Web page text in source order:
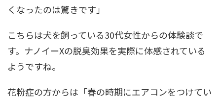
くなったのは驚きです」
こちらは犬を飼っている30代女性からの体験談で
す。ナノイーXの脱臭効果を実際に体感されている
ようですね。
花粉症の方からは「春の時期にエアコンをつけてい